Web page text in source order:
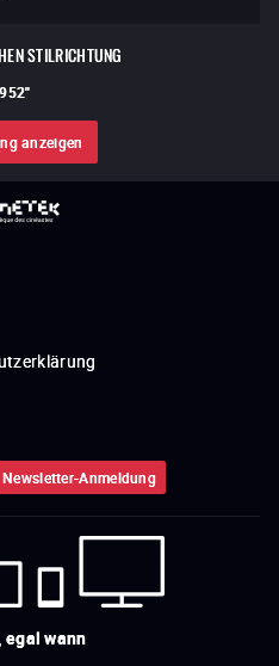
STILRICHTUNG
"
anzeigen
Newsletter-Anmeldung
egal wann